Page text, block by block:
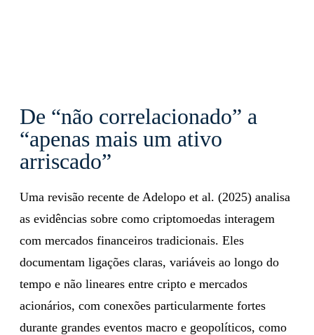
De “não correlacionado” a
“apenas mais um ativo
arriscado”
Uma revisão recente de Adelopo et al. (2025) analisa
as evidências sobre como criptomoedas interagem
com mercados financeiros tradicionais. Eles
documentam ligações claras, variáveis ao longo do
tempo e não lineares entre cripto e mercados
acionários, com conexões particularmente fortes
durante grandes eventos macro e geopolíticos, como